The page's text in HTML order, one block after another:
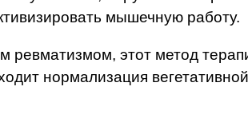
мышечную работу.
этот метод
нормализация